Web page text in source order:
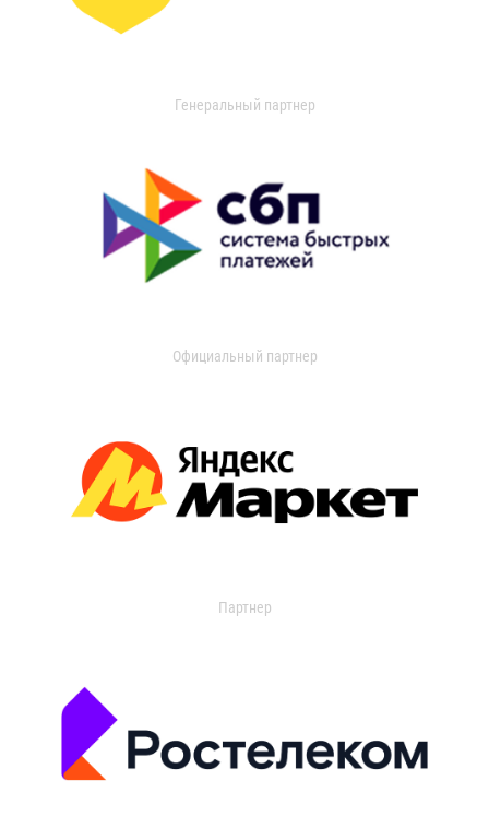
Генеральный партнер
Официальный партнер
Партнер